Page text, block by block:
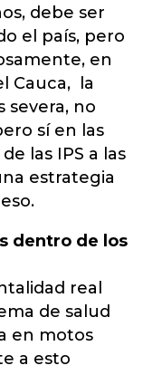
debe ser
el país, pero
en
Cauca, la
severa, no
sí en las
las IPS a las
estrategia
dentro de los
real
de salud
en motos
a esto